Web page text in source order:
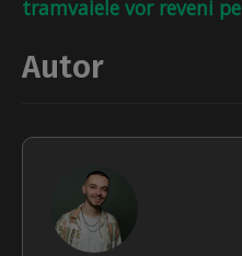
tramvaiele vor reveni
Autor